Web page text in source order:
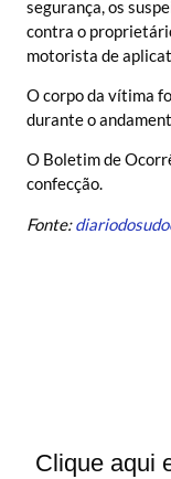
segurança, os
contra o
motorista de
O corpo da vítima
durante o
O Boletim de
confecção.
Fonte:
Clique aqui